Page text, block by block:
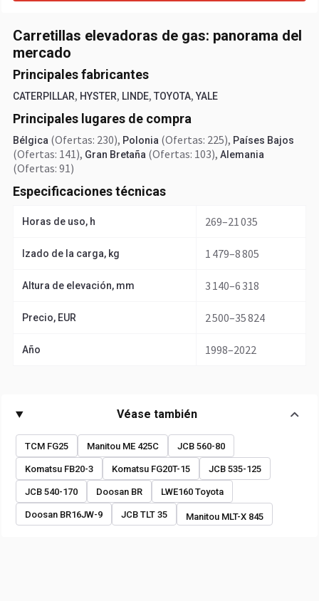
Carretillas elevadoras de gas: panorama del
mercado
Principales fabricantes
CATERPILLAR, HYSTER, LINDE, TOYOTA,YALE
Principales lugares de compra
Bélgica (Ofertas: 230), Polonia (Ofertas: 225), Países Bajos
(Ofertas: 141), Gran Bretaña (Ofertas: 103), Alemania
(Ofertas: 91)
Especificaciones técnicas
Horas de uso, h 269–21 035
Izado de la carga, kg 1 479–8 805
Altura de elevación, mm 3 140–6 318
Precio, EUR 2 500–35 824
Año 1998–2022
Véase también
TCM FG25 Manitou ME 425C JCB 560-80
Komatsu FB20-3 Komatsu FG20T-15 JCB 535-125
JCB 540-170 Doosan BR LWE160 Toyota
Doosan BR16JW-9 JCB TLT 35 Manitou MLT-X 845